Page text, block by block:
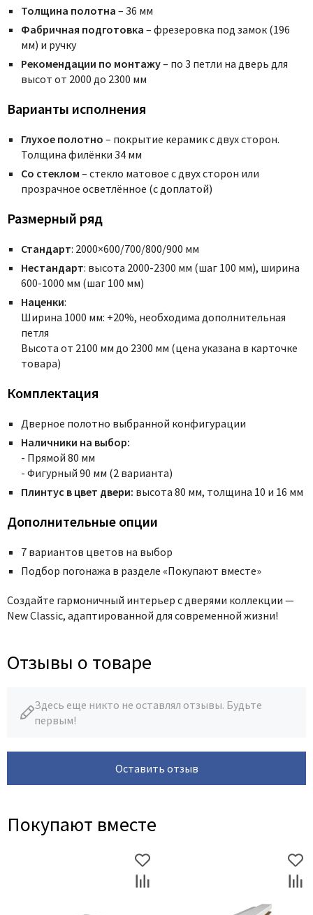
Толщина полотна – 36 мм
Фабричная подготовка – фрезеровка под замок (196
мм) и ручку
Рекомендации по монтажу– по 3 петли на дверь для
высот от 2000 до 2300 мм
Варианты исполнения
Глухое полотно – покрытие керамик с двух сторон.
Толщина филёнки 34 мм
Со стеклом – стекло матовое с двух сторон или
прозрачное осветлённое (с доплатой)
Размерный ряд
Стандарт: 2000×600/700/800/900 мм
Нестандарт: высота 2000-2300 мм (шаг 100 мм), ширина
600-1000 мм (шаг 100 мм)
Наценки:
Ширина 1000 мм: +20%, необходима дополнительная
петля
Высота от 2100 мм до 2300 мм (цена указана в карточке
товара)
Комплектация
Дверное полотно выбранной конфигурации
Наличники на выбор:
- Прямой 80 мм
- Фигурный 90 мм (2 варианта)
Плинтус в цвет двери: высота 80 мм, толщина 10 и 16 мм
Дополнительные опции
7 вариантов цветов на выбор
Подбор погонажа в разделе «Покупают вместе»
Создайте гармоничный интерьер с дверями коллекции —
New Classic, адаптированной для современной жизни!
Отзывы о товаре
Здесь еще никто не оставлял отзывы. Будьте
первым!
Оставить отзыв
Покупают вместе